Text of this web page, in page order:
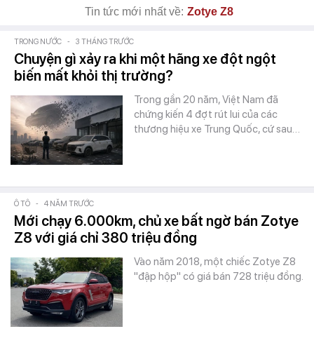
Tin tức mới nhất về: Zotye Z8
TRONG NƯỚC - 3 THÁNG TRƯỚC
Chuyện gì xảy ra khi một hãng xe đột ngột
biến mất khỏi thị trường?
Trong gần 20 năm, Việt Nam đã
chứng kiến 4 đợt rút lui của các
thương hiệu xe Trung Quốc, cứ sau…
Ô TÔ - 4 NĂM TRƯỚC
Mới chạy 6.000km, chủ xe bất ngờ bán Zotye
Z8 với giá chỉ 380 triệu đồng
Vào năm 2018, một chiếc Zotye Z8
"đập hộp" có giá bán 728 triệu đồng.